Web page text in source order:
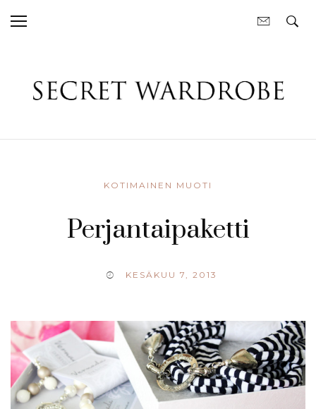
KOTIMAINEN MUOTI
Perjantaipaketti
KESÄKUU 7, 2013